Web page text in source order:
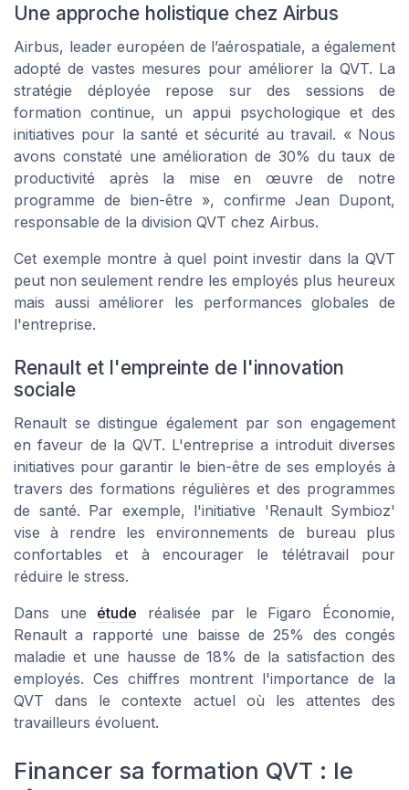
Une approche holistique chez Airbus
Airbus, leader européen de l’aérospatiale, a également
adopté de vastes mesures pour améliorer la QVT. La
stratégie déployée repose sur des sessions de
formation continue, un appui psychologique et des
initiatives pour la santé et sécurité au travail. « Nous
avons constaté une amélioration de 30% du taux de
productivité après la mise en œuvre de notre
programme de bien-être », confirme Jean Dupont,
responsable de la division QVT chez Airbus.
Cet exemple montre à quel point investir dans la QVT
peut non seulement rendre les employés plus heureux
mais aussi améliorer les performances globales de
l'entreprise.
Renault et l'empreinte de l'innovation
sociale
Renault se distingue également par son engagement
en faveur de la QVT. L'entreprise a introduit diverses
initiatives pour garantir le bien-être de ses employés à
travers des formations régulières et des programmes
de santé. Par exemple, l'initiative 'Renault Symbioz'
vise à rendre les environnements de bureau plus
confortables et à encourager le télétravail pour
réduire le stress.
Dans une étude réalisée par le Figaro Économie,
Renault a rapporté une baisse de 25% des congés
maladie et une hausse de 18% de la satisfaction des
employés. Ces chiffres montrent l'importance de la
QVT dans le contexte actuel où les attentes des
travailleurs évoluent.
Financer sa formation QVT : le